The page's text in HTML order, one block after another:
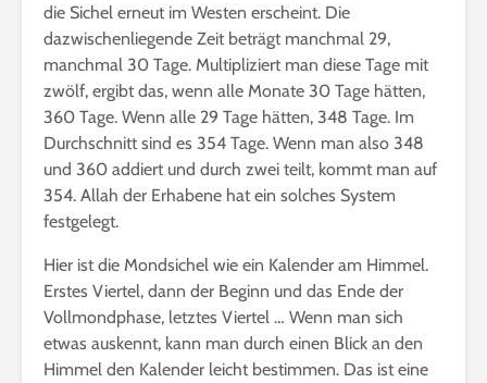
die Sichel erneut im Westen erscheint. Die
dazwischenliegende Zeit beträgt manchmal 29,
manchmal 30 Tage. Multipliziert man diese Tage mit
zwölf, ergibt das, wenn alle Monate 30 Tage hätten,
360 Tage. Wenn alle 29 Tage hätten, 348 Tage. Im
Durchschnitt sind es 354 Tage. Wenn man also 348
und 360 addiert und durch zwei teilt, kommt man auf
354. Allah der Erhabene hat ein solches System
festgelegt.
Hier ist die Mondsichel wie ein Kalender am Himmel.
Erstes Viertel, dann der Beginn und das Ende der
Vollmondphase, letztes Viertel … Wenn man sich
etwas auskennt, kann man durch einen Blick an den
Himmel den Kalender leicht bestimmen. Das ist eine